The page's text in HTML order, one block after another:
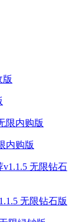
内购版
无限钻石版